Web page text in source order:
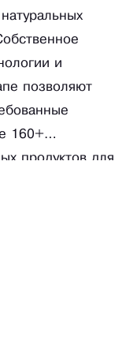
и
позволяют
160+
продуктов для
оформление